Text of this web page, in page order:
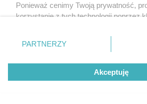
Zrób to po zebraniu
rok zbiory będą obfite
Ponieważ cenimy Twoją prywatność,
korzystanie z tych technologii poprzez
zmienić/wycofać klikając przycisk
znajdujący się w lewym dolnym rogu
rodzaje przetwarzania danych nie
użytkownika, ale masz prawo
przetwarzaniu. Preferencje będą miały
PARTNERZY
Akceptuję